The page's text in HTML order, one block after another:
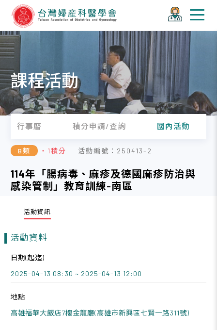
課程活動
行事曆 積分申請/查詢 國內活動
B類 ・1積分 活動編號：250413-2
114年「腸病毒、麻疹及德國麻疹防治與
感染管制」教育訓練-南區
活動資訊
活動資料
日期(起迄)
2025-04-13 08:30 ~ 2025-04-13 12:00
地點
高雄福華大飯店7樓金龍廳(高雄市新興區七賢一路311號)